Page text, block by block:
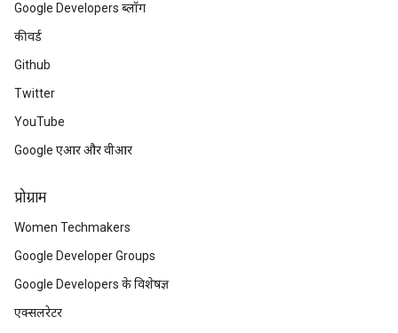
Google Developers ब्लॉग
कीवर्ड
Github
Twitter
YouTube
Google एआर और वीआर
प्रोग्राम
Women Techmakers
Google Developer Groups
Google Developers के विशेषज्ञ
एक्सलरेटर